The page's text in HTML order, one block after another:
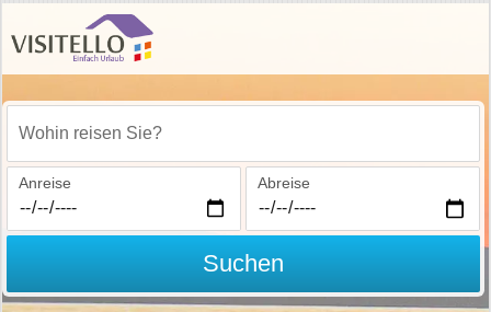
Wohin reisen Sie?
Anreise Abreise
Suchen